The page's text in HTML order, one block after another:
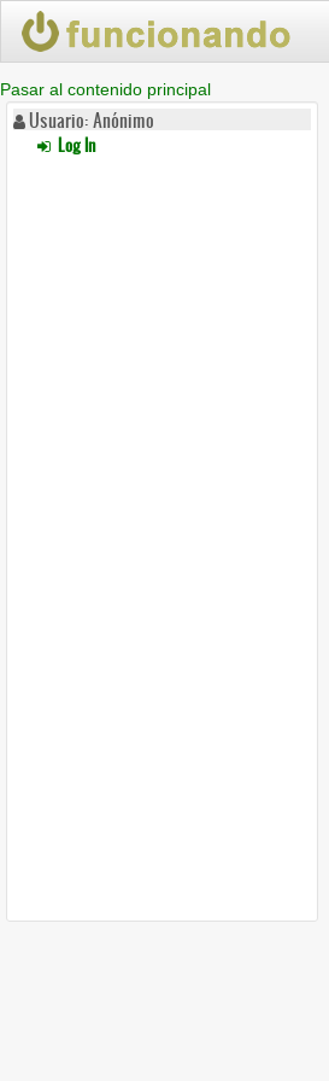
Pasar al contenido principal
Usuario: Anónimo
Log In